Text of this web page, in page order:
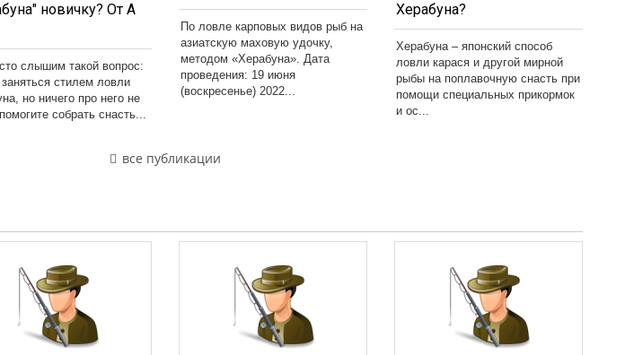
новичку? От А
слышим такой вопрос:
стилем ловли
но ничего про него не
собрать снасть...
По ловле карповых видов рыб на
азиатскую маховую удочку,
методом «Херабуна». Дата
проведения: 19 июня
(воскресенье) 2022...
Херабуна?
Херабуна – японский способ
ловли карася и другой мирной
рыбы на поплавочную снасть при
помощи специальных прикормок
и ос...
все публикации